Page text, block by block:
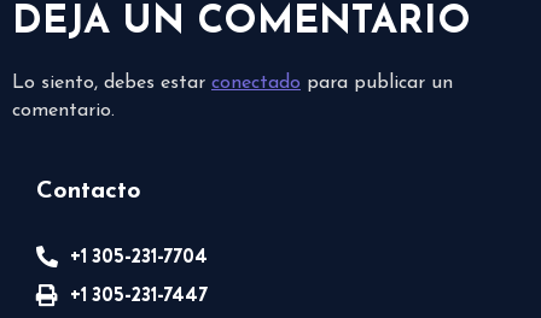
DEJA UN COMENTARIO
Lo siento, debes estar conectado para publicar un
comentario.
Contacto
+1 305-231-7704
+1 305-231-7447